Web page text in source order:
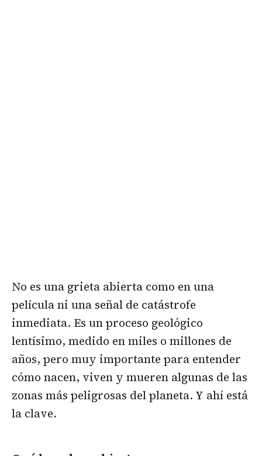
No es una grieta abierta como en una
película ni una señal de catástrofe
inmediata. Es un proceso geológico
lentísimo, medido en miles o millones de
años, pero muy importante para entender
cómo nacen, viven y mueren algunas de las
zonas más peligrosas del planeta. Y ahí está
la clave.